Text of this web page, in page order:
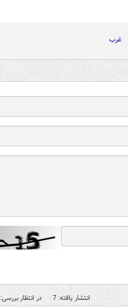
غرب
انتشار یافته: 7 در انتظار بررسی: 0